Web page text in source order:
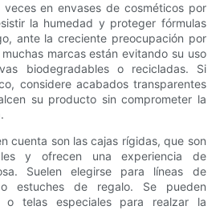
en envases de cosméticos por
la humedad y proteger fórmulas
ante la creciente preocupación por
marcas están evitando su uso
biodegradables o recicladas. Si
considere acabados transparentes
su producto sin comprometer la
cuenta son las cajas rígidas, que son
y ofrecen una experiencia de
Suelen elegirse para líneas de
estuches de regalo. Se pueden
o telas especiales para realzar la